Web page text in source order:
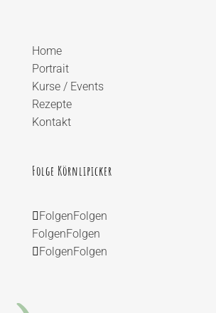
Home
Portrait
Kurse / Events
Rezepte
Kontakt
Folge Körnlipicker
FolgenFolgen
FolgenFolgen
FolgenFolgen